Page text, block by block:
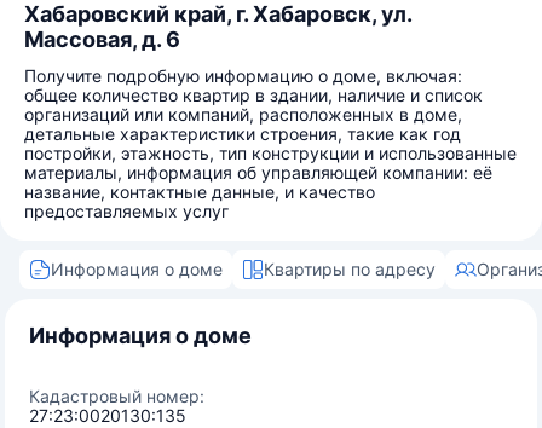
Хабаровский край, г. Хабаровск, ул.
Массовая, д. 6
Получите подробную информацию о доме, включая:
общее количество квартир в здании, наличие и список
организаций или компаний, расположенных в доме,
детальные характеристики строения, такие как год
постройки, этажность, тип конструкции и использованные
материалы, информация об управляющей компании: её
название, контактные данные, и качество
предоставляемых услуг
Информация о доме Квартиры по адресу
Информация о доме
Кадастровый номер:
27:23:0020130:135